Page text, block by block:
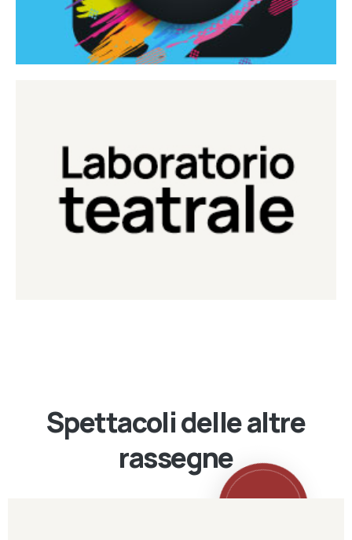
Laboratorio Teatrale
Laboratorio di teatro del Teatro Eduardo de Filippo
Continua
Spettacoli delle altre
rassegne